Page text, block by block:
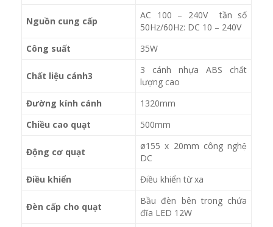
Nguồn cung cấp
AC 100 – 240V tần số
50Hz/60Hz: DC 10 – 240V
Công suất
35W
Chất liệu cánh3
3 cánh nhựa ABS chất
lượng cao
Đường kính cánh
1320mm
Chiều cao quạt
500mm
Động cơ quạt
ø155 x 20mm công nghệ
DC
Điều khiển
Điều khiển từ xa
Đèn cấp cho quạt
Bầu đèn bên trong chứa
đĩa LED 12W